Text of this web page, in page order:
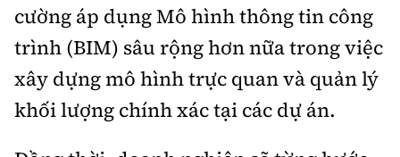
cường áp dụng Mô hình thông tin công
trình (BIM) sâu rộng hơn nữa trong việc
xây dựng mô hình trực quan và quản lý
khối lượng chính xác tại các dự án.